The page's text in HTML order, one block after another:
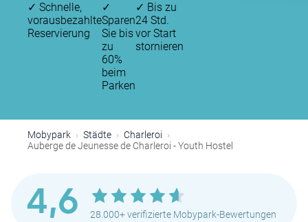
✓ Schnelle,
vorausbezahlte
Reservierung
✓
Sparen
Sie bis
zu
60%
beim
Parken
✓ Bis zu
24 Std.
vor Start
stornieren
Mobypark Städte
Charleroi
Auberge de Jeunesse de Charleroi - Youth Hostel
4,6 28.000+ verifizierte Mobypark-Bewertungen